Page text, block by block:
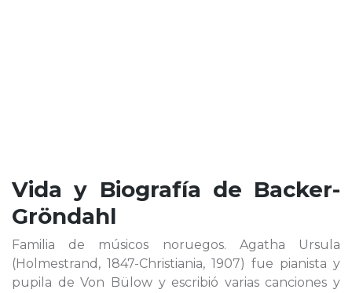
Vida y Biografía de Backer-
Gröndahl
Familia de músicos noruegos. Agatha Ursula
(Holmestrand, 1847-Christiania, 1907) fue pianista y
pupila de Von Bülow y escribió varias canciones y